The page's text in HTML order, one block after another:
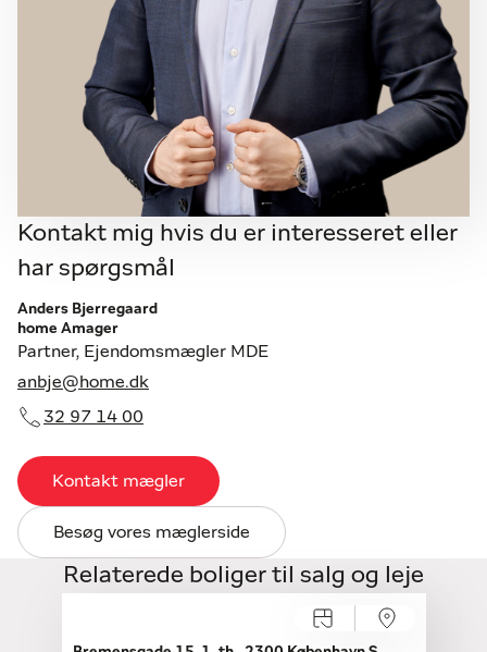
Kontakt mig hvis du er interesseret eller
har spørgsmål
Anders Bjerregaard
home Amager
Partner, Ejendomsmægler MDE
anbje@home.dk
32 97 14 00
Kontakt mægler
Besøg vores mæglerside
Relaterede boliger til salg og leje
Søndag 09.08, kl. 15.30-15.50